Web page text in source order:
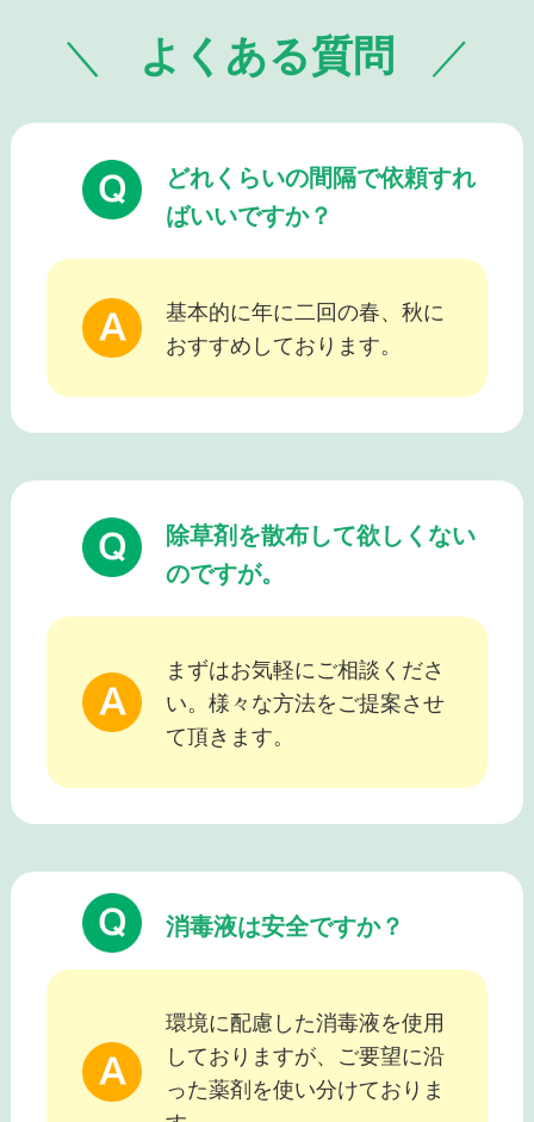
よくある質問
どれくらいの間隔で依頼すれ
ばいいですか？
基本的に年に二回の春、秋に
おすすめしております。
除草剤を散布して欲しくない
のですが。
まずはお気軽にご相談くださ
い。様々な方法をご提案させ
て頂きます。
消毒液は安全ですか？
環境に配慮した消毒液を使用
しておりますが、ご要望に沿
った薬剤を使い分けておりま